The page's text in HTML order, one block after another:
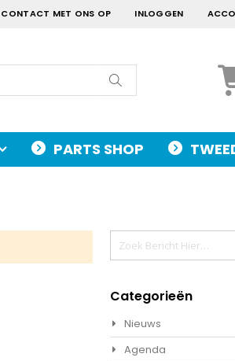
CONTACT MET ONS OP INLOGGEN
PARTS SHOP
Categorieën
Nieuws
Agenda